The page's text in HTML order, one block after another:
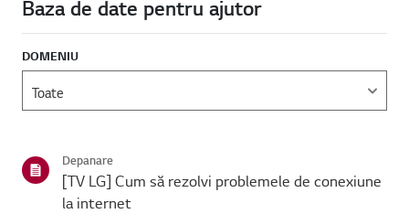
Baza de date pentru ajutor
DOMENIU
Depanare
[TV LG] Cum să rezolvi problemele de conexiune
la internet